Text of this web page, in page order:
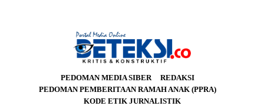
PEDOMAN MEDIA SIBER
REDAKSI
PEDOMAN PEMBERITAAN RAMAH ANAK (PPRA)
KODE ETIK JURNALISTIK